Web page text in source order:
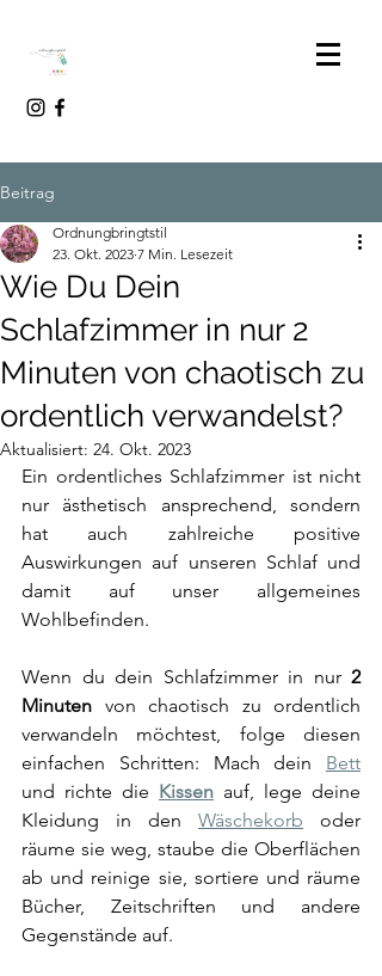
Beitrag
Wie Du Dein
Schlafzimmer in nur 2
Minuten von chaotisch zu
ordentlich verwandelst?
Ordnungbringtstil
23. Okt. 2023 7 Min. Lesezeit
Aktualisiert: 24. Okt. 2023
Ein ordentliches Schlafzimmer ist nicht
nur ästhetisch ansprechend, sondern
hat auch zahlreiche positive
Auswirkungen auf unseren Schlaf und
damit auf unser allgemeines
Wohlbefinden.
Wenn du dein Schlafzimmer in nur 2
Minuten von chaotisch zu ordentlich
verwandeln möchtest, folge diesen
einfachen Schritten: Mach dein Bett
und richte die Kissen auf, lege deine
Kleidung in den Wäschekorb oder
räume sie weg, staube die Oberflächen
ab und reinige sie, sortiere und räume
Bücher, Zeitschriften und andere
Gegenstände auf.